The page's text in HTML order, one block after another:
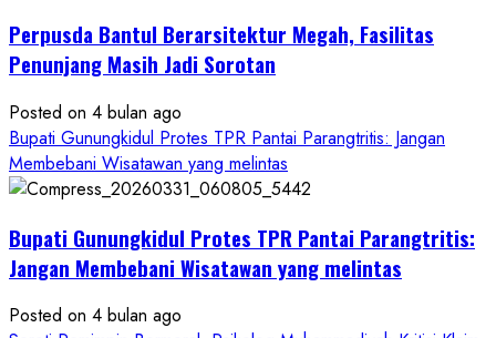
Cair
ke
Ketum
PWRI
RI
Minta
Resmi
Perpusda Bantul Berarsitektur Megah, Fasilitas
Penunjang Masih Jadi Sorotan
Posted on 4 bulan ago
Bupati Gunungkidul Protes TPR Pantai Parangtritis: Jangan
Membebani Wisatawan yang melintas
Bupati Gunungkidul Protes TPR Pantai Parangtritis:
Jangan Membebani Wisatawan yang melintas
Posted on 4 bulan ago